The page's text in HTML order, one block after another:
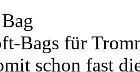
Bags für
schon fast